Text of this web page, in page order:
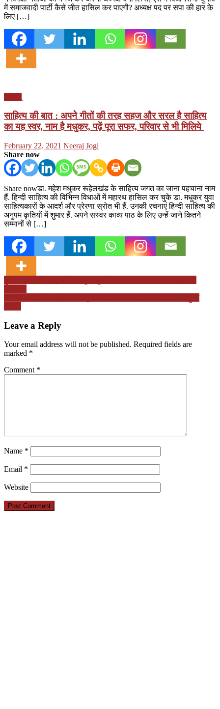
में समाजवादी पार्टी कैसे जीत हासिल कर पाएगी? अध्यक्ष पद पर सपा की हार के
लिए […]
साहित्य की बात : अपनेे गीतों की तरह सहज और सरल है साहित्य
का यह स्वर, नाम है मधुकर, पढ़ें पूरा सफर, परिवार से भी मिलिये
Posted
on
February 22, 2021 Author
Neeraj Jogi
Share now
Share nowडा. महेश मधुकर रूहेलखंड के साहित्य जगत का जाना पहचाना नाम
हैं. हिन्दी साहित्य की विभिन्न विधाओं में महारथ हासिल कर चुके डा. मधुकर युवा
साहित्यकारों के आदर्श और प्रेरणा स्रोत भी हैं. उनकी रचनाएं हिन्दी साहित्य की
अनुपम कृतियों में शुमार हैं. अपने सस्वर काव्य पाठ के लिए उन्हें जाने कितने
सम्मानों से […]
Post
navigation
Leave a Reply
Your email address will not be published. Required fields are
marked *
Comment *
Name *
Email *
Website